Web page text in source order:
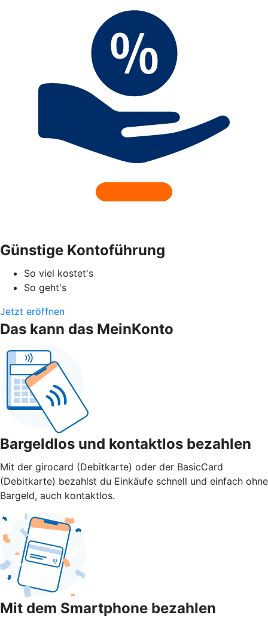
Günstige Kontoführung
So viel kostet's
So geht's
Jetzt eröffnen
Das kann das MeinKonto
Bargeldlos und kontaktlos bezahlen
Mit der girocard (Debitkarte) oder der BasicCard
(Debitkarte) bezahlst du Einkäufe schnell und einfach ohne
Bargeld, auch kontaktlos.
Mit dem Smartphone bezahlen